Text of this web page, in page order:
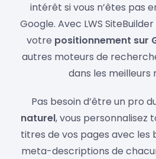
intérêt si vous n’êtes pas
Google. Avec LWS
votre positionnement sur
autres moteurs de
dans les meilleurs
Pas besoin d’être un pro
naturel, vous personnalisez
titres de vos pages avec les
meta-descriptions de